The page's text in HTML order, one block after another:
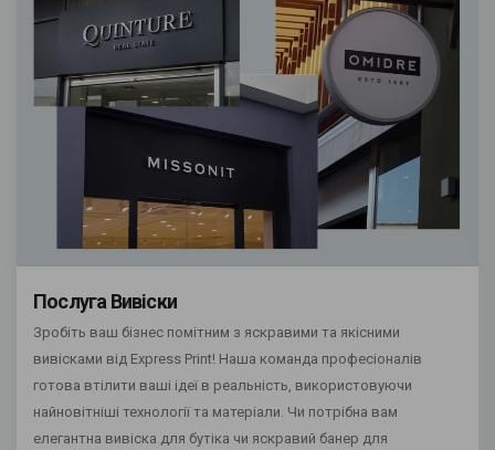
Послуга Вивіски
Зробіть ваш бізнес помітним з яскравими та якісними
вивісками від Express Print! Наша команда професіоналів
готова втілити ваші ідеї в реальність, використовуючи
найновітніші технології та матеріали. Чи потрібна вам
елегантна вивіска для бутіка чи яскравий банер для